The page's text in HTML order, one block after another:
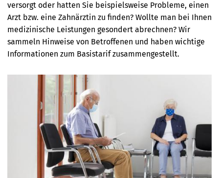
versorgt oder hatten Sie beispielsweise Probleme, einen
Arzt bzw. eine Zahnärztin zu finden? Wollte man bei Ihnen
medizinische Leistungen gesondert abrechnen? Wir
sammeln Hinweise von Betroffenen und haben wichtige
Informationen zum Basistarif zusammengestellt.